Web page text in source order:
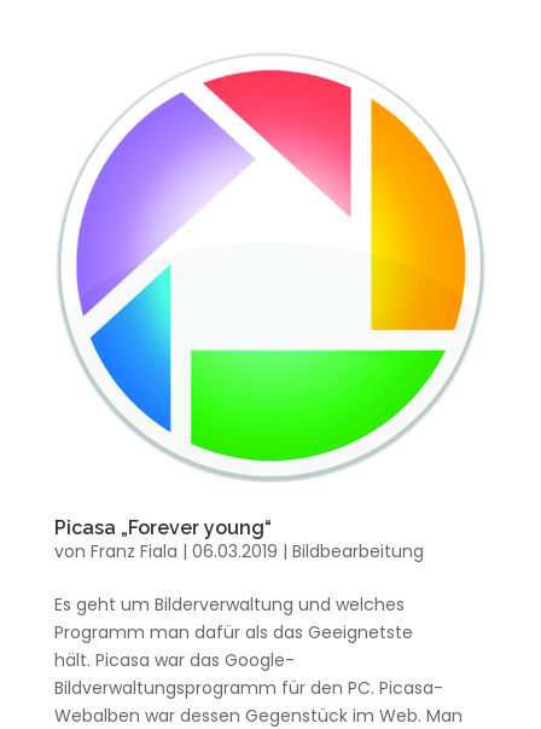
Picasa „Forever young“
von Franz Fiala | 06.03.2019 | Bildbearbeitung
Es geht um Bilderverwaltung und welches
Programm man dafür als das Geeignetste
hält. Picasa war das Google-
Bildverwaltungsprogramm für den PC. Picasa-
Webalben war dessen Gegenstück im Web. Man